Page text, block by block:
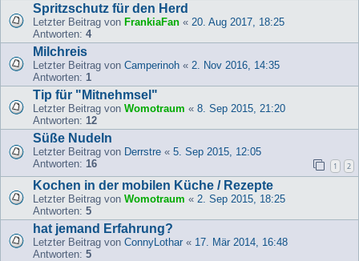
Spritzschutz für den Herd
Letzter Beitrag von FrankiaFan « 20. Aug 2017, 18:25
Antworten: 4
Milchreis
Letzter Beitrag von Camperinoh « 2. Nov 2016, 14:35
Antworten: 1
Tip für "Mitnehmsel"
Letzter Beitrag von Womotraum « 8. Sep 2015, 21:20
Antworten: 12
Süße Nudeln
Letzter Beitrag von Derrstre « 5. Sep 2015, 12:05
Antworten: 16 1 2
Kochen in der mobilen Küche / Rezepte
Letzter Beitrag von Womotraum « 2. Sep 2015, 18:25
Antworten: 5
hat jemand Erfahrung?
Letzter Beitrag von ConnyLothar « 17. Mär 2014, 16:48
Antworten: 5